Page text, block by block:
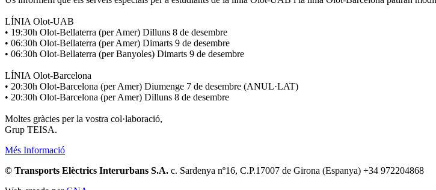
LÍNIA Olot-UAB
• 19:30h Olot-Bellaterra (per Amer) Dilluns 8 de desembre
• 06:30h Olot-Bellaterra (per Amer) Dimarts 9 de desembre
• 06:30h Olot-Bellaterra (per Banyoles) Dimarts 9 de desembre
LÍNIA Olot-Barcelona
• 20:30h Olot-Barcelona (per Amer) Diumenge 7 de desembre (ANUL·LAT)
• 20:30h Olot-Barcelona (per Amer) Dilluns 8 de desembre
Moltes gràcies per la vostra col·laboració,
Grup TEISA.
Més Informació
© Transports Elèctrics Interurbans S.A. c. Sardenya nº16, C.P.17007 de Girona (Espanya) +34 972204868